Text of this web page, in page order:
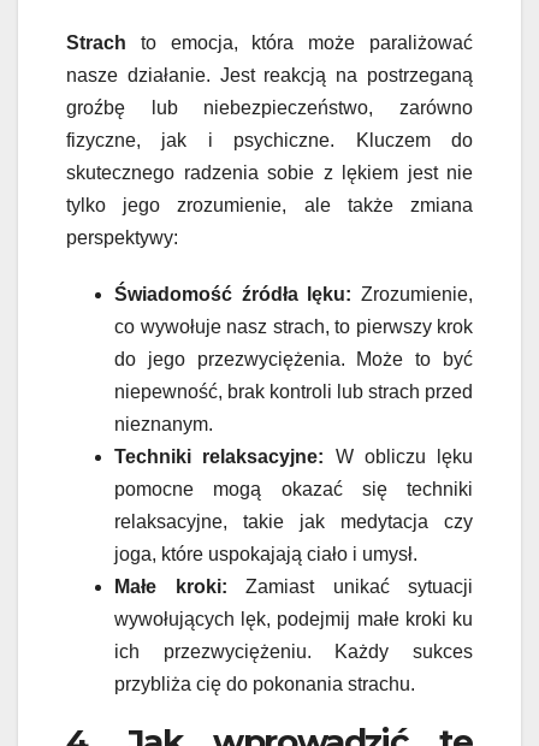
Strach to emocja, która może paraliżować
nasze działanie. Jest reakcją na postrzeganą
groźbę lub niebezpieczeństwo, zarówno
fizyczne, jak i psychiczne. Kluczem do
skutecznego radzenia sobie z lękiem jest nie
tylko jego zrozumienie, ale także zmiana
perspektywy:
Świadomość źródła lęku: Zrozumienie,
co wywołuje nasz strach, to pierwszy krok
do jego przezwyciężenia. Może to być
niepewność, brak kontroli lub strach przed
nieznanym.
Techniki relaksacyjne: W obliczu lęku
pomocne mogą okazać się techniki
relaksacyjne, takie jak medytacja czy
joga, które uspokajają ciało i umysł.
Małe kroki: Zamiast unikać sytuacji
wywołujących lęk, podejmij małe kroki ku
ich przezwyciężeniu. Każdy sukces
przybliża cię do pokonania strachu.